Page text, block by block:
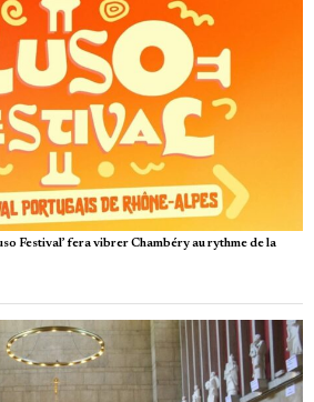
Festival’ fera vibrer Chambéry au rythme de la